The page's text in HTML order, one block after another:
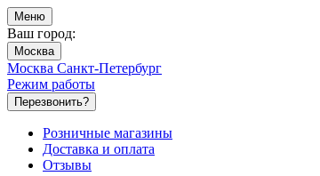
Меню
Ваш город:
Москва
Москва Санкт-Петербург
Режим работы
Перезвонить?
Розничные магазины
Доставка и оплата
Отзывы